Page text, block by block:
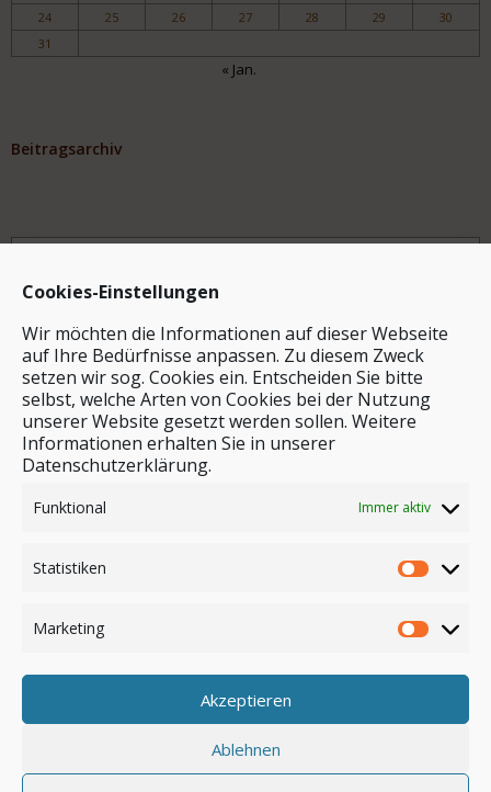
Cookies-Einstellungen
Wir möchten die Informationen auf dieser Webseite
auf Ihre Bedürfnisse anpassen. Zu diesem Zweck
setzen wir sog. Cookies ein. Entscheiden Sie bitte
selbst, welche Arten von Cookies bei der Nutzung
unserer Website gesetzt werden sollen. Weitere
Informationen erhalten Sie in unserer
Datenschutzerklärung.
Funktional Immer aktiv
Statistiken
Marketing
Akzeptieren
Ablehnen
24
25 26 27 28 29
30
31
« Jan.
Beitragsarchiv
Archiv
Stichwortsuche
Anmelden